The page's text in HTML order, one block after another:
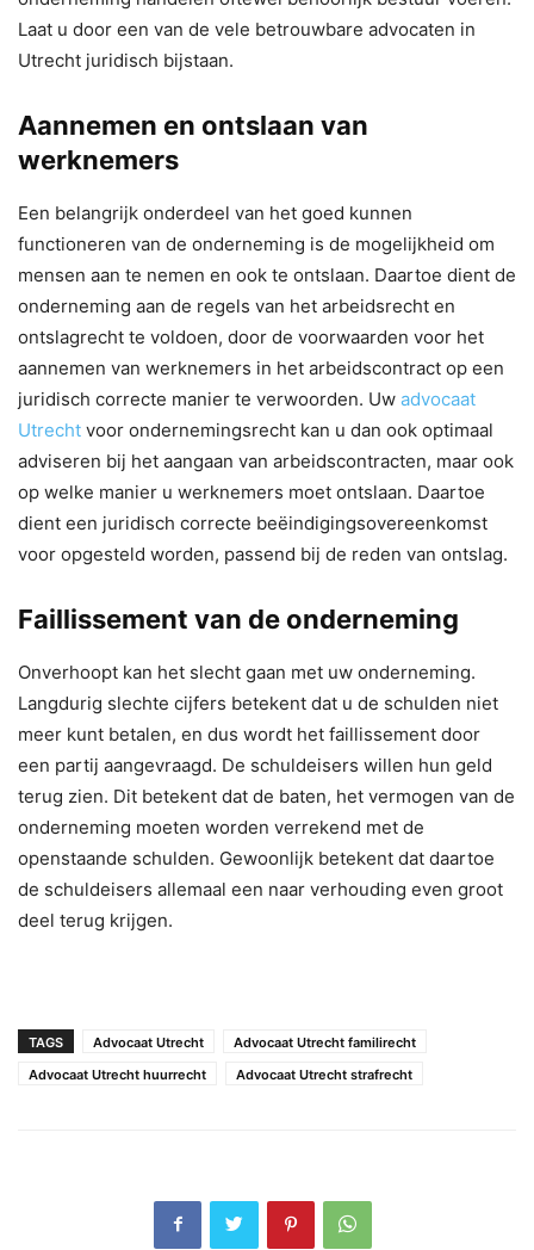
Laat u door een van de vele betrouwbare advocaten in
Utrecht juridisch bijstaan.
Aannemen en ontslaan van
werknemers
Een belangrijk onderdeel van het goed kunnen
functioneren van de onderneming is de mogelijkheid om
mensen aan te nemen en ook te ontslaan. Daartoe dient de
onderneming aan de regels van het arbeidsrecht en
ontslagrecht te voldoen, door de voorwaarden voor het
aannemen van werknemers in het arbeidscontract op een
juridisch correcte manier te verwoorden. Uw advocaat
Utrecht voor ondernemingsrecht kan u dan ook optimaal
adviseren bij het aangaan van arbeidscontracten, maar ook
op welke manier u werknemers moet ontslaan. Daartoe
dient een juridisch correcte beëindigingsovereenkomst
voor opgesteld worden, passend bij de reden van ontslag.
Faillissement van de onderneming
Onverhoopt kan het slecht gaan met uw onderneming.
Langdurig slechte cijfers betekent dat u de schulden niet
meer kunt betalen, en dus wordt het faillissement door
een partij aangevraagd. De schuldeisers willen hun geld
terug zien. Dit betekent dat de baten, het vermogen van de
onderneming moeten worden verrekend met de
openstaande schulden. Gewoonlijk betekent dat daartoe
de schuldeisers allemaal een naar verhouding even groot
deel terug krijgen.
TAGS Advocaat Utrecht
Advocaat Utrecht familirecht
Advocaat Utrecht huurrecht
Advocaat Utrecht strafrecht